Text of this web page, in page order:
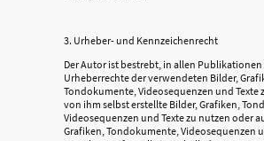
3. Urheber- und Kennzeichenrecht
Der Autor ist bestrebt, in allen
Urheberrechte der verwendeten Bilder,
Tondokumente, Videosequenzen und Texte
von ihm selbst erstellte Bilder, Grafiken,
Videosequenzen und Texte zu nutzen oder
Grafiken, Tondokumente, Videosequenzen